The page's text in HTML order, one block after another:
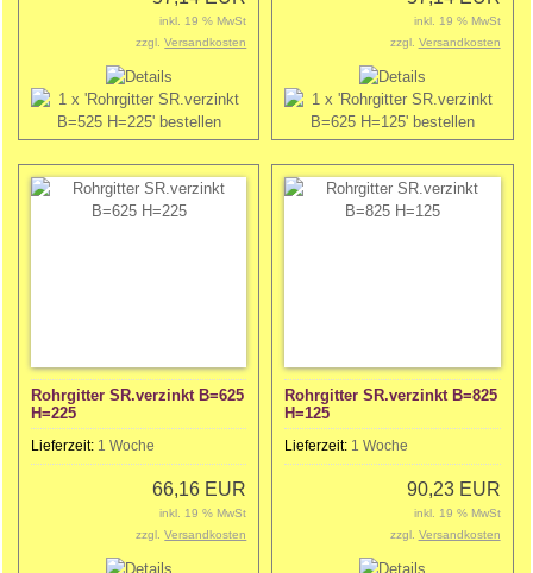
inkl. 19 % MwSt
zzgl.Versandkosten
inkl. 19 % MwSt
zzgl. Versandkosten
Rohrgitter SR.verzinkt B=625
H=225
Lieferzeit: 1 Woche
66,16 EUR
inkl. 19 % MwSt
zzgl.Versandkosten
Rohrgitter SR.verzinkt B=825
H=125
Lieferzeit: 1 Woche
90,23 EUR
inkl. 19 % MwSt
zzgl. Versandkosten